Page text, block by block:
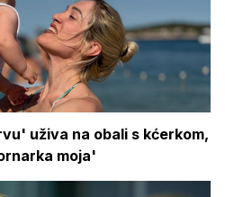
uživa na obali s kćerkom,
moja'